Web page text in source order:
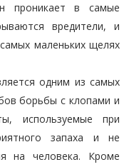
проникает в самые
вредители, и
маленьких щелях
одним из самых
борьбы с клопами и
используемые при
запаха и не
на человека. Кроме